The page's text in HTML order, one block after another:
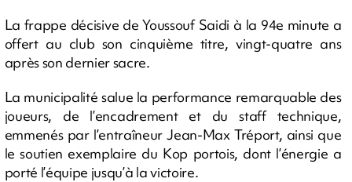
La frappe décisive de Youssouf Saidi à la 94e minute a
offert au club son cinquième titre, vingt-quatre ans
après son dernier sacre.
La municipalité salue la performance remarquable des
joueurs, de l’encadrement et du staff technique,
emmenés par l’entraîneur Jean-Max Tréport, ainsi que
le soutien exemplaire du Kop portois, dont l’énergie a
porté l’équipe jusqu’à la victoire.